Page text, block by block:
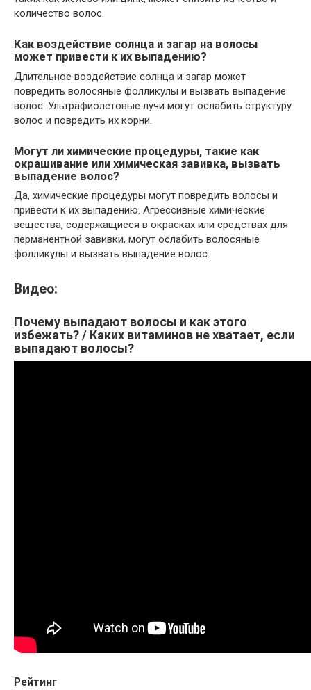
количество волос.
Как воздействие солнца и загар на волосы
может привести к их выпадению?
Длительное воздействие солнца и загар может
повредить волосяные фолликулы и вызвать выпадение
волос. Ультрафиолетовые лучи могут ослабить структуру
волос и повредить их корни.
Могут ли химические процедуры, такие как
окрашивание или химическая завивка, вызвать
выпадение волос?
Да, химические процедуры могут повредить волосы и
привести к их выпадению. Агрессивные химические
вещества, содержащиеся в окрасках или средствах для
перманентной завивки, могут ослабить волосяные
фолликулы и вызвать выпадение волос.
Видео:
Почему выпадают волосы и как этого
избежать? / Каких витаминов не хватает, если
выпадают волосы?
Рейтинг